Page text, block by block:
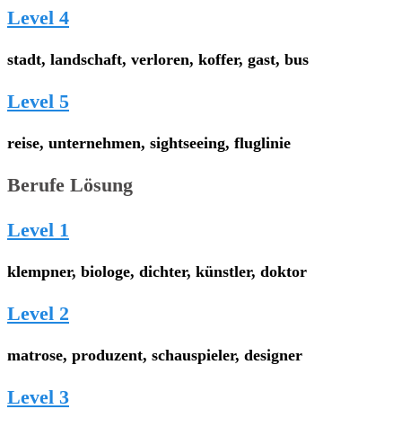
Level 4
stadt, landschaft, verloren, koffer, gast, bus
Level 5
reise, unternehmen, sightseeing, fluglinie
Berufe Lösung
Level 1
klempner, biologe, dichter, künstler, doktor
Level 2
matrose, produzent, schauspieler, designer
Level 3